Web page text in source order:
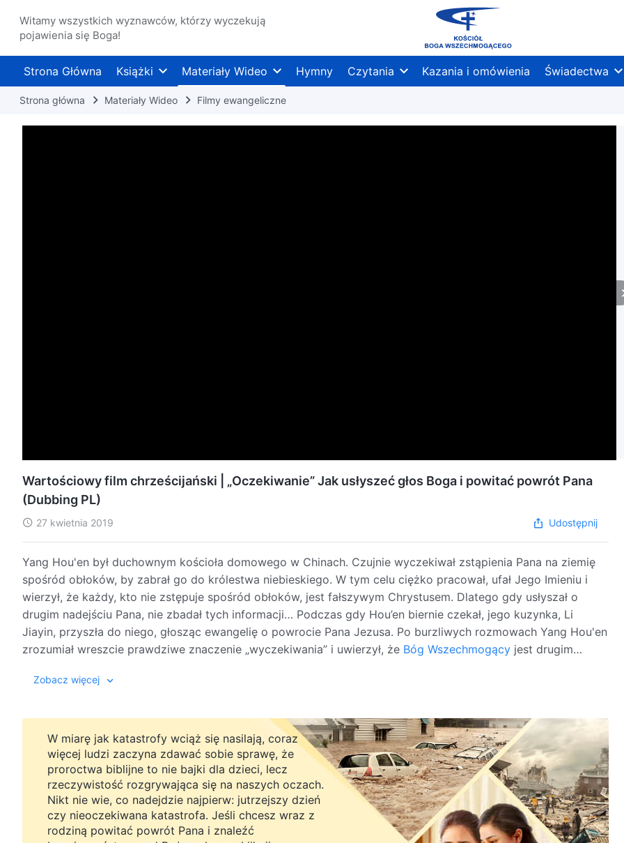
Witamy wszystkich wyznawców, którzy wyczekują
pojawienia się Boga!
Strona Główna Książki Materiały Wideo Hymny Czytania Kazania i omówienia Świadectwa
Strona główna Materiały Wideo Filmy ewangeliczne
Wartościowy film chrześcijański | „Oczekiwanie” Jak usłyszeć głos Boga i powitać powrót Pana
(Dubbing PL)
27 kwietnia 2019 Udostępnij
Yang Hou'en był duchownym kościoła domowego w Chinach. Czujnie wyczekiwał zstąpienia Pana na ziemię
spośród obłoków, by zabrał go do królestwa niebieskiego. W tym celu ciężko pracował, ufał Jego Imieniu i
wierzył, że każdy, kto nie zstępuje spośród obłoków, jest fałszywym Chrystusem. Dlatego gdy usłyszał o
drugim nadejściu Pana, nie zbadał tych informacji… Podczas gdy Hou’en biernie czekał, jego kuzynka, Li
Jiayin, przyszła do niego, głosząc ewangelię o powrocie Pana Jezusa. Po burzliwych rozmowach Yang Hou'en
zrozumiał wreszcie prawdziwe znaczenie „wyczekiwania” i uwierzył, że Bóg Wszechmogący jest drugim
Niektóre materiały zawarte w tym filmie pochodzą z następującego źródła: NASA
Zobacz więcej
W miarę jak katastrofy wciąż się nasilają, coraz
więcej ludzi zaczyna zdawać sobie sprawę, że
proroctwa biblijne to nie bajki dla dzieci, lecz
rzeczywistość rozgrywająca się na naszych oczach.
Nikt nie wie, co nadejdzie najpierw: jutrzejszy dzień
czy nieoczekiwana katastrofa. Jeśli chcesz wraz z
rodziną powitać powrót Pana i znaleźć